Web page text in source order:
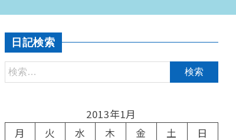
日記検索
2013年1月
月
火 水 木 金 土
日